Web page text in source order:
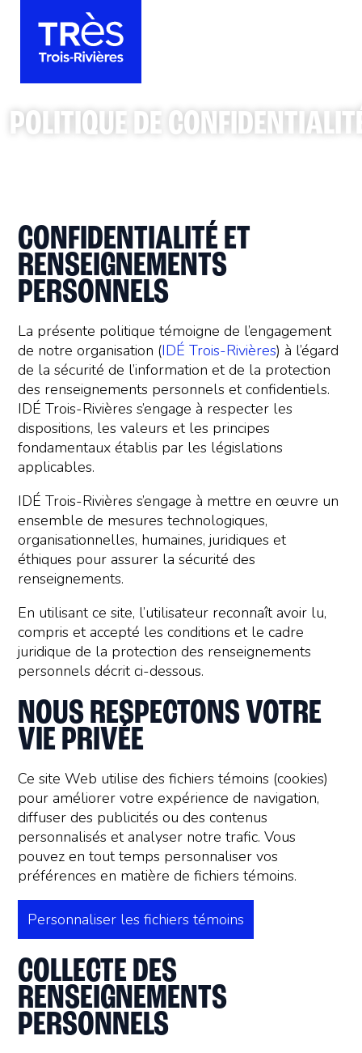
POLITIQUE DE
CONFIDENTIALITÉ ET
RENSEIGNEMENTS
PERSONNELS
La présente politique témoigne de l’engagement
de notre organisation (IDÉ Trois-Rivières) à l’égard
de la sécurité de l’information et de la protection
des renseignements personnels et confidentiels.
IDÉ Trois-Rivières s’engage à respecter les
dispositions, les valeurs et les principes
fondamentaux établis par les législations
applicables.
IDÉ Trois-Rivières s’engage à mettre en œuvre un
ensemble de mesures technologiques,
organisationnelles, humaines, juridiques et
éthiques pour assurer la sécurité des
renseignements.
En utilisant ce site, l’utilisateur reconnaît avoir lu,
compris et accepté les conditions et le cadre
juridique de la protection des renseignements
personnels décrit ci-dessous.
NOUS RESPECTONS VOTRE
VIE PRIVÉE
Ce site Web utilise des fichiers témoins (cookies)
pour améliorer votre expérience de navigation,
diffuser des publicités ou des contenus
personnalisés et analyser notre trafic. Vous
pouvez en tout temps personnaliser vos
préférences en matière de fichiers témoins.
Personnaliser les fichiers témoins
COLLECTE DES
RENSEIGNEMENTS
PERSONNELS